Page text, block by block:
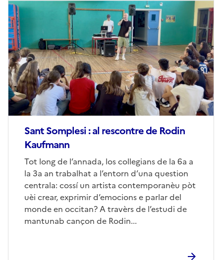
Sant Somplesi : al rescontre de Rodin
Kaufmann
Corps
Tot long de l’annada, los collegians de la 6a a
la 3a an trabalhat a l’entorn d’una question
centrala: cossí un artista contemporanèu pòt
uèi crear, exprimir d’emocions e parlar del
monde en occitan? A travèrs de l’estudi de
mantunab cançon de Rodin...
Image
de
couverture
(conseillée)